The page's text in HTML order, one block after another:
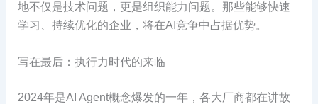
地不仅是技术问题，更是组织能力问题。那些能够快速
学习、持续优化的企业，将在AI竞争中占据优势。
写在最后：执行力时代的来临
2024年是AI Agent概念爆发的一年，各大厂商都在讲故